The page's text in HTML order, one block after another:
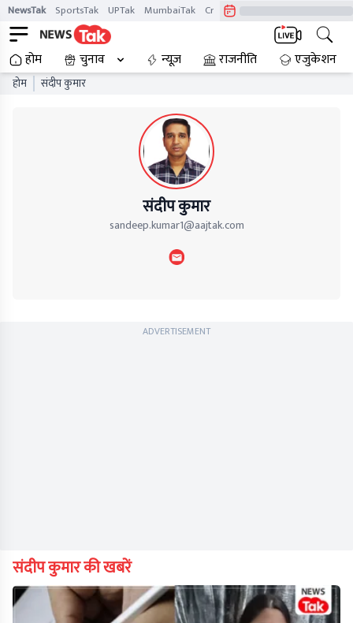
NewsTak SportsTak UPTak MumbaiTak CrimeTak
होम चुनाव न्यूज़ राजनीति एजुकेशन
होम संदीप कुमार
संदीप कुमार
sandeep.kumar1@aajtak.com
ADVERTISEMENT
संदीप कुमार की खबरें